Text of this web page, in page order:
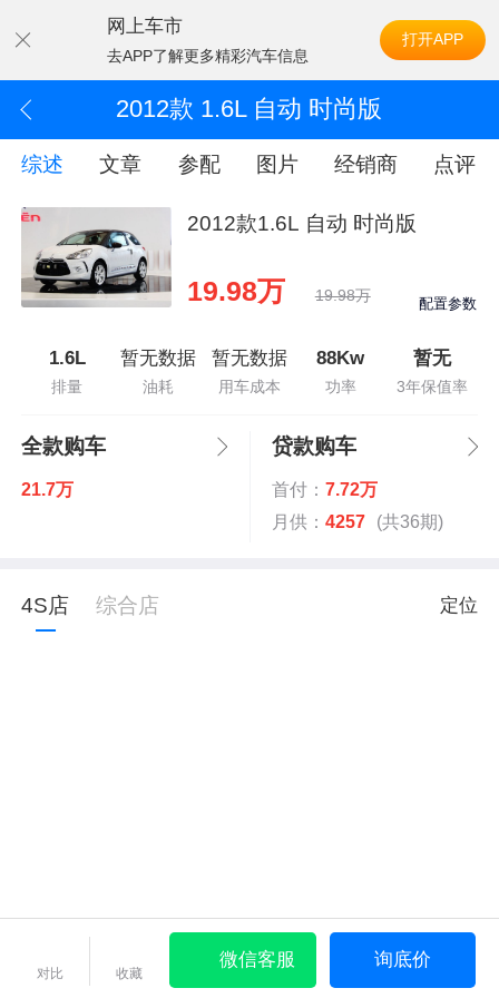
网上车市
去APP了解更多精彩汽车信息
打开APP
2012款 1.6L 自动 时尚版
综述 文章 参配 图片 经销商 点评
2012款1.6L 自动 时尚版
19.98万 19.98万 配置参数
1.6L
排量
暂无数据
油耗
暂无数据
用车成本
88Kw
功率
暂无
3年保值率
全款购车
21.7万
贷款购车
首付： 7.72万
月供： 4257 (共36期)
4S店 综合店 定位
对比 收藏
微信客服 询底价